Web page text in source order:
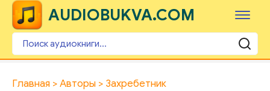
AUDIOBUKVA.COM
Главная Авторы Захребетник